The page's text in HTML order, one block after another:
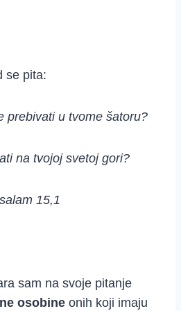
se pita:
prebivati u tvome šatoru?
na tvojoj svetoj gori?
15,1
sam na svoje pitanje
osobine onih koji imaju